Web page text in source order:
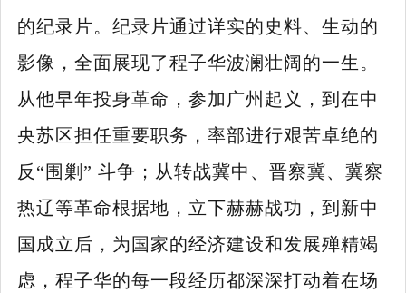
的纪录片。纪录片通过详实的史料、生动的
影像，全面展现了程子华波澜壮阔的一生。
从他早年投身革命，参加广州起义，到在中
央苏区担任重要职务，率部进行艰苦卓绝的
反 “围剿” 斗争；从转战冀中、晋察冀、冀察
热辽等革命根据地，立下赫赫战功，到新中
国成立后，为国家的经济建设和发展殚精竭
虑，程子华的每一段经历都深深打动着在场